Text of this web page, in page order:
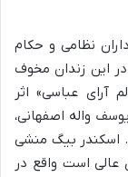
نظامی و حکام
این زندان مخوف
آرای عباسی» اثر
واله اصفهانی،
اسکندر بیگ منشی
است واقع در